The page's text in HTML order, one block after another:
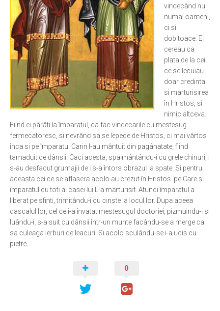
Viață curată
Nevoințe contemporane
Familia de azi
Casa curată
Adicții și vindecări
Gadgeturi cu două tăișuri
Bucătărie biblică
Interviuri
Puncte de Vedere
vindecând nu
numai oameni,
ci si
dobitoace. Ei
cereau ca
plata de la cei
ce se lecuiau
doar credinta
si marturisirea
în Hristos, si
nimic altceva.
Fiind ei pârâti la împaratul, ca fac vindecarile cu mestesug
fermecatoresc, si nevrând sa se lepede de Hristos, ci mai vârtos
înca si pe împaratul Carin l-au mântuit din pagânatate, fiind
tamaduit de dânsii. Caci acesta, spaimântându-i cu grele chinuri, i
s-au desfacut grumajii de i s-a întors obrazul la spate. Si pentru
aceasta cei ce se aflasera acolo au crezut în Hristos. pe Care si
împaratul cu toti ai casei lui L-a marturisit. Atunci împaratul a
liberat pe sfinti, trimitându-i cu cinste la locul lor. Dupa aceea
dascalul lor, cel ce i-a învatat mestesugul doctoriei, pizmuindu-i si
luându-i, s-a suit cu dânsii într-un munte facându-se a merge ca
sa culeaga ierburi de leacuri. Si acolo sculându-se i-a ucis cu
pietre.
0